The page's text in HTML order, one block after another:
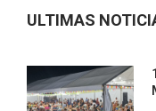
ULTIMAS